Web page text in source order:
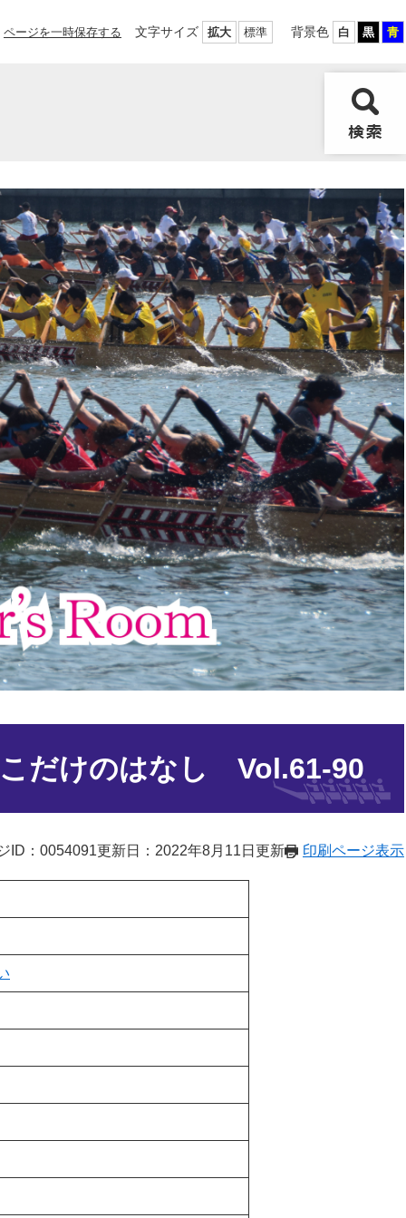
ページを一時保存する 文字サイズ 拡大 標準 背景色 白 黒 青
だけのはなし Vol.61-90
ID：0054091更新日：2022年8月11日更新 印刷ページ表示